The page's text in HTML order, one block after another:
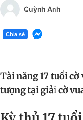
Quỳnh Anh
Chia sẻ
Tài năng 17 tuổi
tượng tại giải cờ